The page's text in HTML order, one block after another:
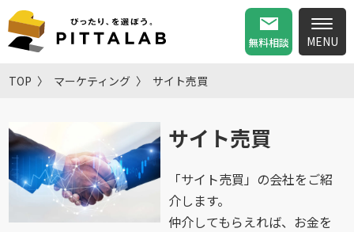
無料相談
TOP マーケティング サイト売買
サイト売買
「サイト売買」の会社をご紹
介します。
仲介してもらえれば、お金を